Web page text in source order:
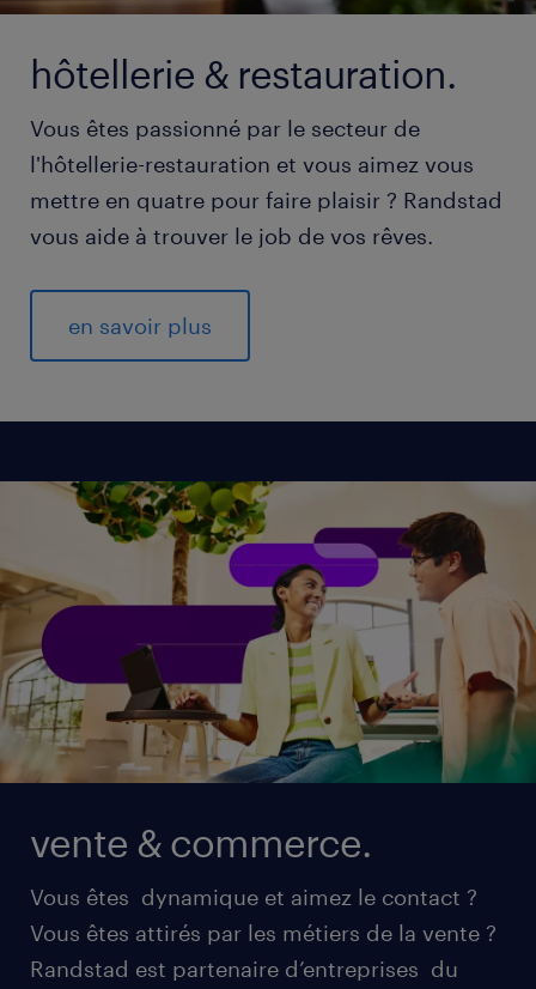
hôtellerie & restauration.
Vous êtes passionné par le secteur de
l'hôtellerie-restauration et vous aimez vous
mettre en quatre pour faire plaisir ? Randstad
vous aide à trouver le job de vos rêves.
en savoir plus
vente & commerce.
Vous êtes dynamique et aimez le contact ?
Vous êtes attirés par les métiers de la vente ?
Randstad est partenaire d’entreprises du